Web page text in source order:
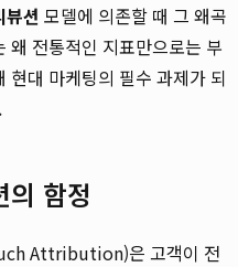
뷰션 모델에 의존할 때 그 왜곡
왜 전통적인 지표만으로는 부
현대 마케팅의 필수 과제가 되
의 함정
Attribution)은 고객이 전